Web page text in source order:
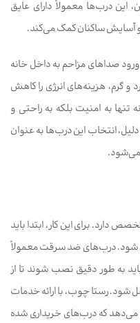
این درب‌ها معمولاً دارای عایق
آسایش ساکنان کمک می‌کند.
صداهای مزاحم به داخل خانه
گرم، هزینه‌های انرژی را کاهش
به امنیت بلکه به راحتی و
انتخاب این درب‌ها به عنوان
می‌شود.
برای این کار، ابتدا باید
شود. درب‌های ضد سرقت معمولاً
به طور دقیق نصب شوند تا از
رستا چوب، با ارائه خدمات
می‌دهد که درب‌های خریداری شده